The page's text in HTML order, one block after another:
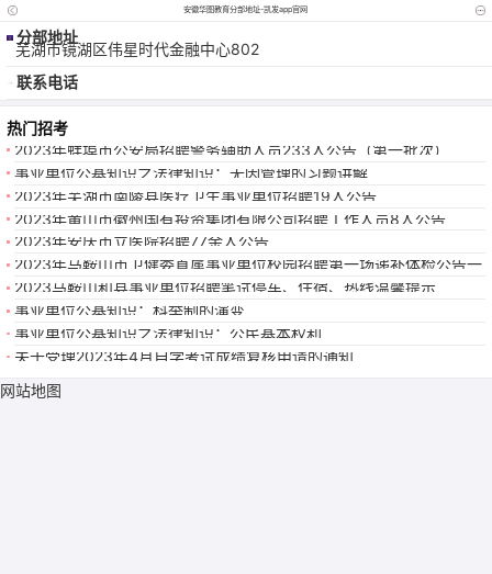
安徽华图教育分部地址-凯发app官网
分部地址
芜湖市镜湖区伟星时代金融中心802
联系电话
热门招考
2023年蚌埠市公安局招聘警务辅助人员233人公告（第一批次）
事业单位公基知识之法律知识：无因管理的习题讲解
2023年芜湖市南陵县医疗卫生事业单位招聘19人公告
2023年黄山市徽州国有投资集团有限公司招聘工作人员8人公告
2023年安庆市立医院招聘77余人公告
2023年马鞍山市卫健委直属事业单位校园招聘第一场递补体检公告一
2023马鞍山和县事业单位招聘笔试停车、住宿、热线温馨提示
事业单位公基知识：科举制的演变
事业单位公基知识之法律知识：公民基本权利
关于受理2023年4月自学考试成绩复核申请的通知
网站地图